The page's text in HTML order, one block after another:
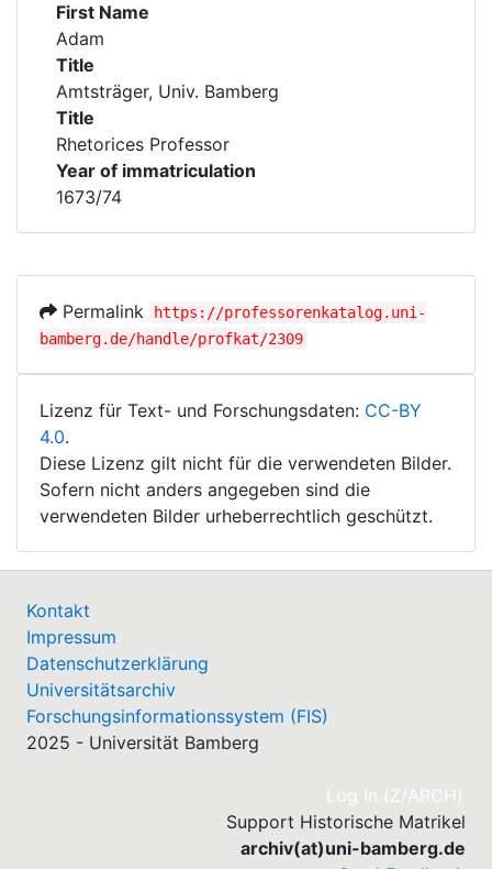
First Name
Adam
Title
Amtsträger, Univ. Bamberg
Title
Rhetorices Professor
Year of immatriculation
1673/74
Permalink
https://professorenkatalog.uni-
bamberg.de/handle/profkat/2309
Lizenz für Text- und Forschungsdaten: CC-BY
4.0.
Diese Lizenz gilt nicht für die verwendeten Bilder.
Sofern nicht anders angegeben sind die
verwendeten Bilder urheberrechtlich geschützt.
Kontakt
Impressum
Datenschutzerklärung
Universitätsarchiv
Forschungsinformationssystem (FIS)
2025 - Universität Bamberg
Log In (Z/ARCH)
Support Historische Matrikel
archiv(at)uni-bamberg.de